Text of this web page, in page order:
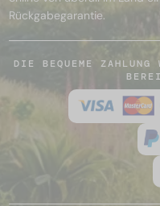
Rückgabegarantie.
DIE BEQUEME